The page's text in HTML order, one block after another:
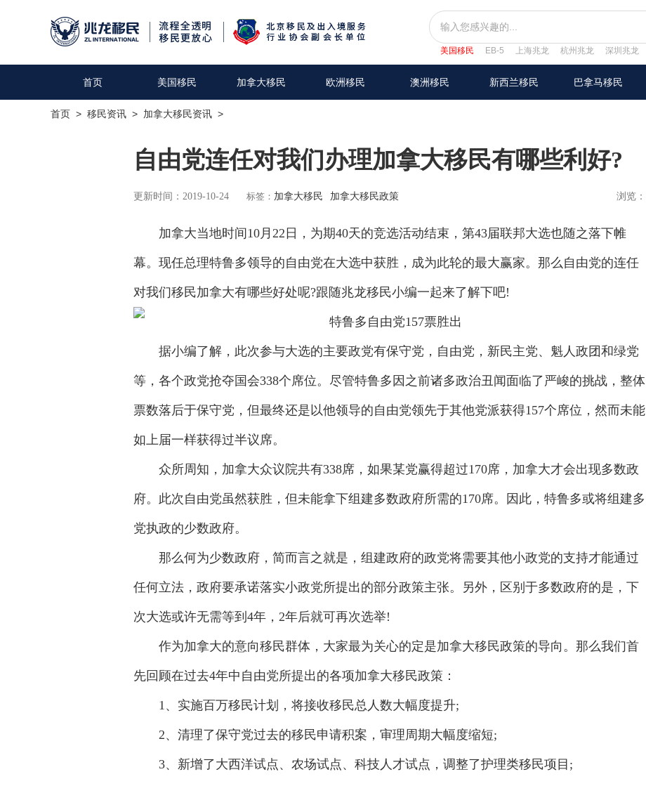
美国移民 EB-5 上海兆龙 杭州兆龙 深圳兆龙
首页 美国移民 加拿大移民 欧洲移民 澳洲移民 新西兰移民 巴拿马移民
首页 > 移民资讯 > 加拿大移民资讯 >
自由党连任对我们办理加拿大移民有哪些利好?
更新时间：2019-10-24 标签： 加拿大移民 加拿大移民政策 浏览：
加拿大当地时间10月22日，为期40天的竞选活动结束，第43届联邦大选也随之落下帷
幕。现任总理特鲁多领导的自由党在大选中获胜，成为此轮的最大赢家。那么自由党的连任
对我们移民加拿大有哪些好处呢?跟随兆龙移民小编一起来了解下吧!
据小编了解，此次参与大选的主要政党有保守党，自由党，新民主党、魁人政团和绿党
等，各个政党抢夺国会338个席位。尽管特鲁多因之前诸多政治丑闻面临了严峻的挑战，整体
票数落后于保守党，但最终还是以他领导的自由党领先于其他党派获得157个席位，然而未能
如上届一样获得过半议席。
众所周知，加拿大众议院共有338席，如果某党赢得超过170席，加拿大才会出现多数政
府。此次自由党虽然获胜，但未能拿下组建多数政府所需的170席。因此，特鲁多或将组建多
党执政的少数政府。
那么何为少数政府，简而言之就是，组建政府的政党将需要其他小政党的支持才能通过
任何立法，政府要承诺落实小政党所提出的部分政策主张。另外，区别于多数政府的是，下
次大选或许无需等到4年，2年后就可再次选举!
作为加拿大的意向移民群体，大家最为关心的定是加拿大移民政策的导向。那么我们首
先回顾在过去4年中自由党所提出的各项加拿大移民政策：
1、实施百万移民计划，将接收移民总人数大幅度提升;
2、清理了保守党过去的移民申请积案，审理周期大幅度缩短;
3、新增了大西洋试点、农场试点、科技人才试点，调整了护理类移民项目;